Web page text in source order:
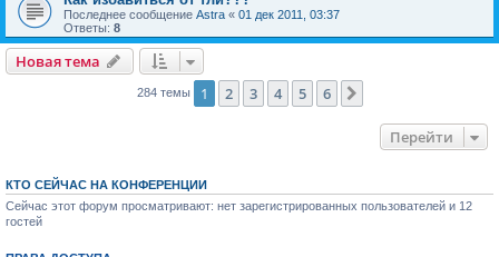
Последнее сообщение Astra « 01 дек 2011, 03:37
Ответы: 8
Новая тема
284 темы 1 2 3 4 5 6
Перейти
КТО СЕЙЧАС НА КОНФЕРЕНЦИИ
Сейчас этот форум просматривают: нет зарегистрированных пользователей и 12
гостей